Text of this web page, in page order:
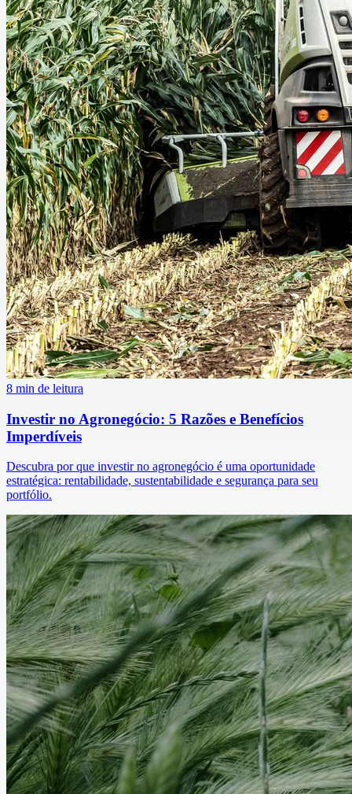
8 min de leitura
Investir no Agronegócio: 5 Razões e Benefícios
Imperdíveis
Descubra por que investir no agronegócio é uma oportunidade
estratégica: rentabilidade, sustentabilidade e segurança para seu
portfólio.